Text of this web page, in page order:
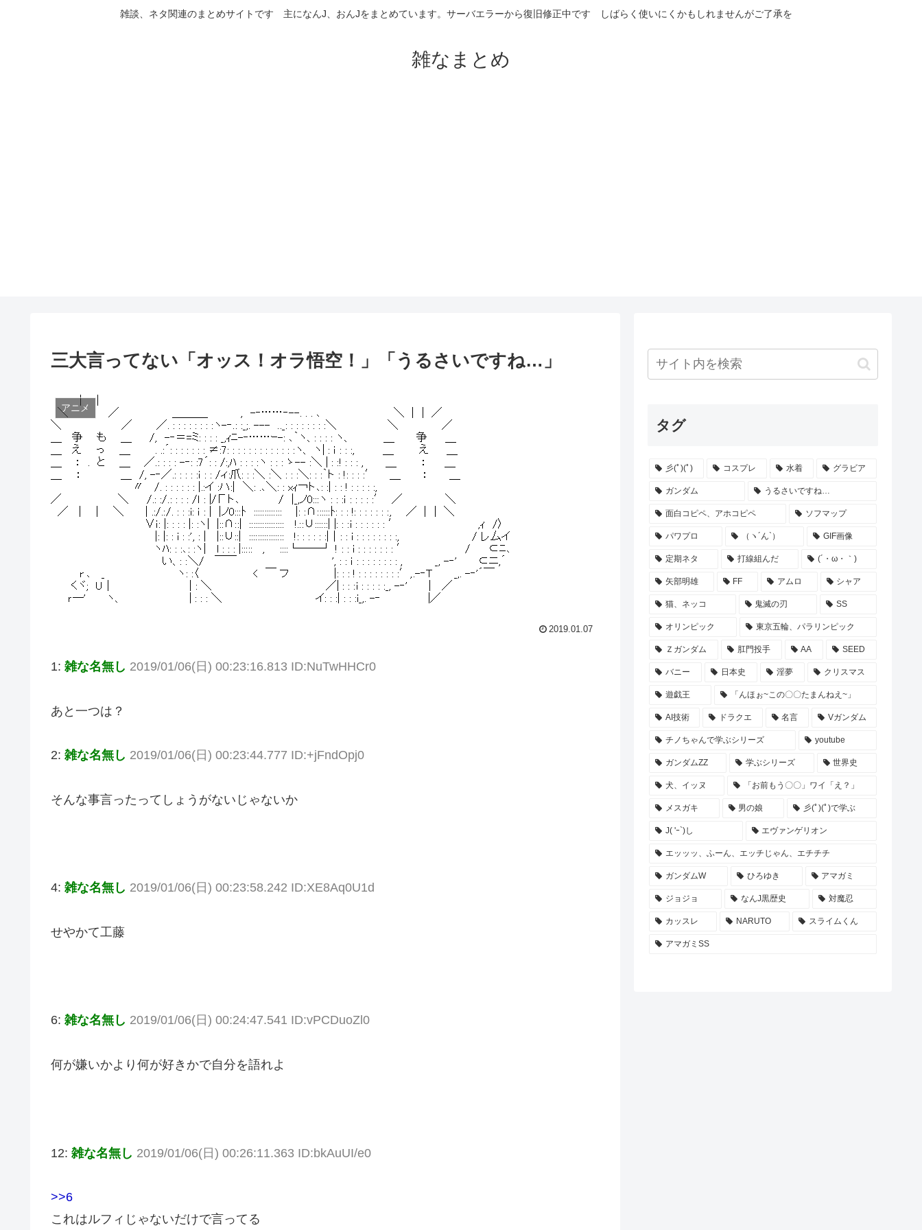
雑談、ネタ関連のまとめサイトです 主になんJ、おんJをまとめています。サーバエラーから復旧修正中です しばらく使いにくかもしれませんがご了承を
雑なまとめ
三大言ってない「オッス！オラ悟空！」「うるさいですね…」
アニメ
2019.01.07
1: 雑な名無し 2019/01/06(日) 00:23:16.813 ID:NuTwHHCr0
あと一つは？
2: 雑な名無し 2019/01/06(日) 00:23:44.777 ID:+jFndOpj0
そんな事言ったってしょうがないじゃないか
4: 雑な名無し 2019/01/06(日) 00:23:58.242 ID:XE8Aq0U1d
せやかて工藤
6: 雑な名無し 2019/01/06(日) 00:24:47.541 ID:vPCDuoZl0
何が嫌いかより何が好きかで自分を語れよ
12: 雑な名無し 2019/01/06(日) 00:26:11.363 ID:bkAuUI/e0
>>6
これはルフィじゃないだけで言ってる
タグ
彡(ﾟ)(ﾟ) コスプレ 水着 グラビア
ガンダム うるさいですね…
面白コピペ、アホコピペ ソフマップ
パワプロ （ヽ´ん`） GIF画像
定期ネタ 打線組んだ (´・ω・｀)
矢部明雄 FF アムロ シャア
猫、ネッコ 鬼滅の刃 SS
オリンピック 東京五輪、パラリンピック
Ｚガンダム 肛門投手 AA SEED
バニー 日本史 淫夢 クリスマス
遊戯王 「んほぉ~この〇〇たまんねえ~」
AI技術 ドラクエ 名言 Vガンダム
チノちゃんで学ぶシリーズ youtube
ガンダムZZ 学ぶシリーズ 世界史
犬、イッヌ 「お前もう〇〇」ワイ「え？」
メスガキ 男の娘 彡(ﾟ)(ﾟ)で学ぶ
J( 'ｰ`)し エヴァンゲリオン
エッッッ、ふーん、エッチじゃん、エチチチ
ガンダムW ひろゆき アマガミ
ジョジョ なんJ黒歴史 対魔忍
カッスレ NARUTO スライムくん
アマガミSS